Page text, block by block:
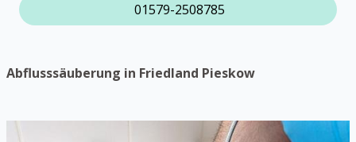
01579-2508785
Abflusssäuberung in Friedland Pieskow